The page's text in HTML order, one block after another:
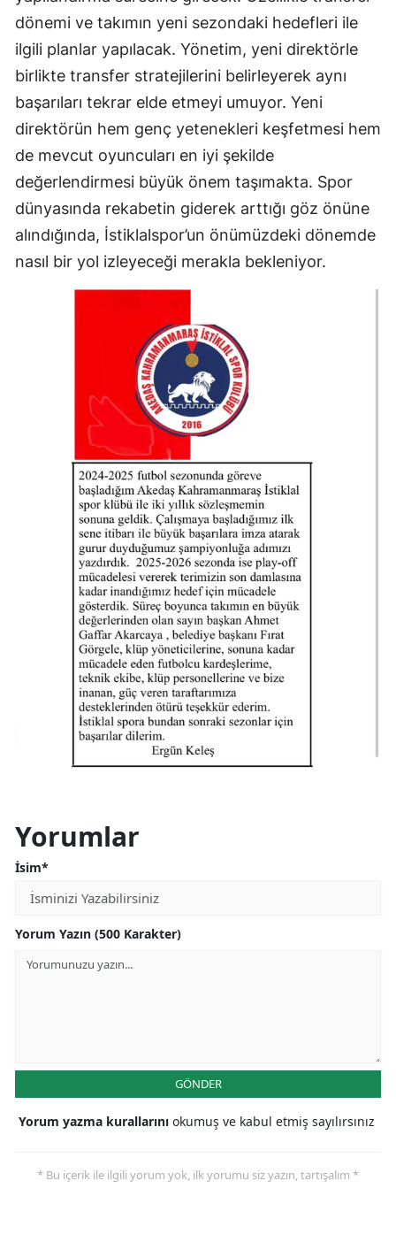
dönemi ve takımın yeni sezondaki hedefleri ile
ilgili planlar yapılacak. Yönetim, yeni direktörle
birlikte transfer stratejilerini belirleyerek aynı
başarıları tekrar elde etmeyi umuyor. Yeni
direktörün hem genç yetenekleri keşfetmesi hem
de mevcut oyuncuları en iyi şekilde
değerlendirmesi büyük önem taşımakta. Spor
dünyasında rekabetin giderek arttığı göz önüne
alındığında, İstiklalspor’un önümüzdeki dönemde
nasıl bir yol izleyeceği merakla bekleniyor.
Yorumlar
İsim*
Yorum Yazın (500 Karakter)
GÖNDER
Yorum yazma kurallarını okumuş ve kabul etmiş sayılırsınız
* Bu içerik ile ilgili yorum yok, ilk yorumu siz yazın, tartışalım *